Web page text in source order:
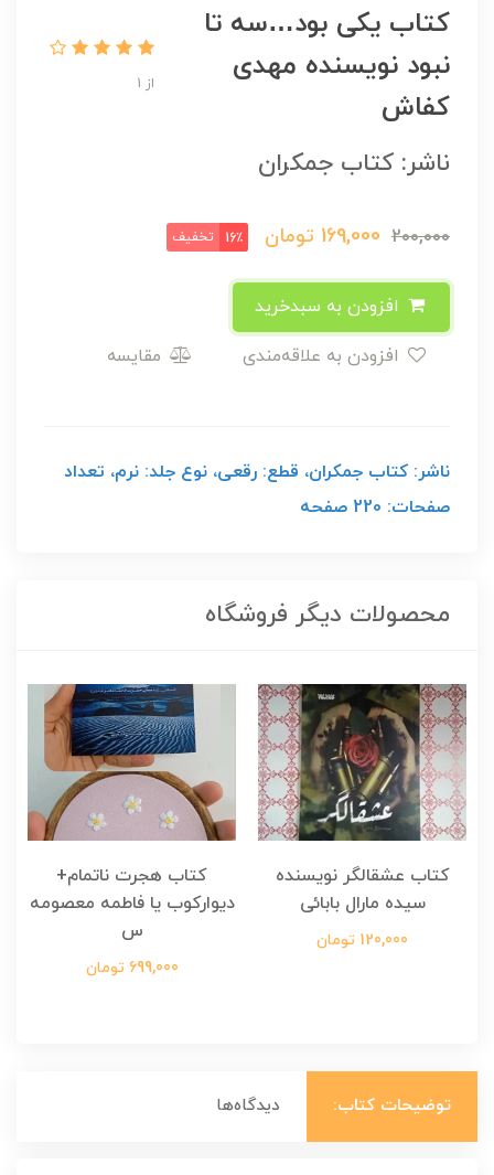
کتاب یکی بود…سه تا
نبود نویسنده مهدی
کفاش
از 1
ناشر: کتاب جمکران
200,000
169,000 تومان 16٪ تخفیف
مقایسه
ناشر: کتاب جمکران، قطع: رقعی، نوع جلد: نرم، تعداد
صفحات: 220 صفحه
محصولات دیگر فروشگاه
کتاب عشقالگر نویسنده
سیده مارال بابائی
120,000 تومان
کتاب هجرت ناتمام+
دیوارکوب یا فاطمه معصومه
س
699,000 تومان
توضیحات کتاب: دیدگاه‌ها